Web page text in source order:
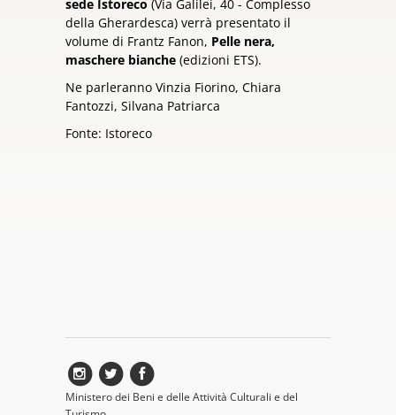
sede Istoreco (Via Galilei, 40 - Complesso
della Gherardesca) verrà presentato il
volume di Frantz Fanon, Pelle nera,
maschere bianche (edizioni ETS).
Ne parleranno Vinzia Fiorino, Chiara
Fantozzi, Silvana Patriarca
Fonte: Istoreco
Ministero dei Beni e delle Attività Culturali e del